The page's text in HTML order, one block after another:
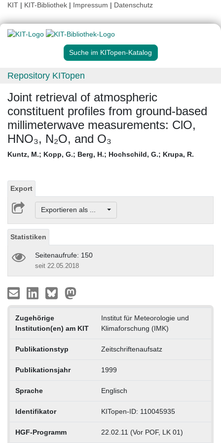
KIT | KIT-Bibliothek | Impressum | Datenschutz
Suche im KITopen-Katalog
Repository KITopen
Joint retrieval of atmospheric
constituent profiles from ground-based
millimeterwave measurements: ClO,
HNO₃, N₂O, and O₃
Kuntz, M.; Kopp, G.; Berg, H.; Hochschild, G.; Krupa, R.
Export
Exportieren als ...
Statistiken
Seitenaufrufe: 150
seit 22.05.2018
Zugehörige
Institution(en) am KIT
Institut für Meteorologie und
Klimaforschung (IMK)
Publikationstyp Zeitschriftenaufsatz
Publikationsjahr 1999
Sprache Englisch
Identifikator KITopen-ID: 110045935
HGF-Programm 22.02.11 (Vor POF, LK 01)